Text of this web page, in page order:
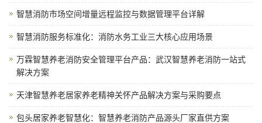
智慧消防市场空间增量远程监控与数据管理平台详解
智慧消防服务标准化：消防水务工业三大核心应用场景
万霖智慧养老消防安全管理平台产品：武汉智慧养老消防一站式
解决方案
天津智慧养老居家养老精神关怀产品解决方案与采购要点
包头居家养老智慧化：智慧养老消防产品源头厂家直供方案